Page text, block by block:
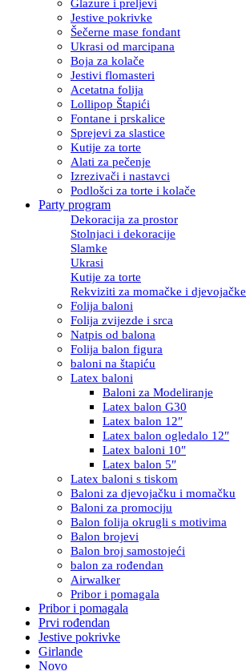
Glazure i preljevi
Jestive pokrivke
Šečerne mase fondant
Ukrasi od marcipana
Boja za kolače
Jestivi flomasteri
Acetatna folija
Lollipop Štapići
Fontane i prskalice
Sprejevi za slastice
Kutije za torte
Alati za pečenje
Izrezivači i nastavci
Podlošci za torte i kolače
Party program
Dekoracija za prostor
Stolnjaci i dekoracije
Slamke
Ukrasi
Kutije za torte
Rekviziti za momačke i djevojačke
Folija baloni
Folija zvijezde i srca
Natpis od balona
Folija balon figura
baloni na štapiću
Latex baloni
Baloni za Modeliranje
Latex balon G30
Latex balon 12″
Latex balon ogledalo 12″
Latex baloni 10″
Latex balon 5″
Latex baloni s tiskom
Baloni za djevojačku i momačku
Baloni za promociju
Balon folija okrugli s motivima
Balon brojevi
Balon broj samostojeći
balon za rođendan
Airwalker
Pribor i pomagala
Pribor i pomagala
Prvi rođendan
Jestive pokrivke
Girlande
Novo